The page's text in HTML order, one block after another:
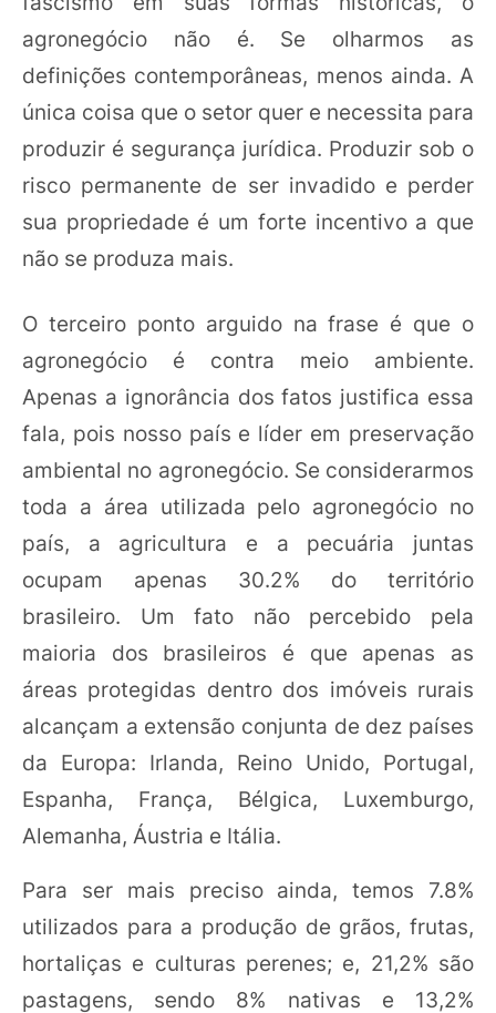
agronegócio não é. Se olharmos as
definições contemporâneas, menos ainda. A
única coisa que o setor quer e necessita para
produzir é segurança jurídica. Produzir sob o
risco permanente de ser invadido e perder
sua propriedade é um forte incentivo a que
não se produza mais.
O terceiro ponto arguido na frase é que o
agronegócio é contra meio ambiente.
Apenas a ignorância dos fatos justifica essa
fala, pois nosso país e líder em preservação
ambiental no agronegócio. Se considerarmos
toda a área utilizada pelo agronegócio no
país, a agricultura e a pecuária juntas
ocupam apenas 30.2% do território
brasileiro. Um fato não percebido pela
maioria dos brasileiros é que apenas as
áreas protegidas dentro dos imóveis rurais
alcançam a extensão conjunta de dez países
da Europa: Irlanda, Reino Unido, Portugal,
Espanha, França, Bélgica, Luxemburgo,
Alemanha, Áustria e Itália.
Para ser mais preciso ainda, temos 7.8%
utilizados para a produção de grãos, frutas,
hortaliças e culturas perenes; e, 21,2% são
pastagens, sendo 8% nativas e 13,2%